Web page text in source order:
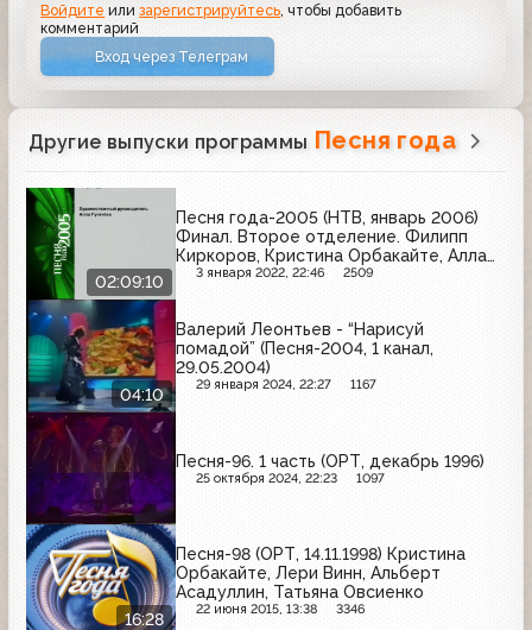
Войдите илизарегистрируйтесь, чтобы добавить
комментарий
Вход через Телеграм
Другие выпуски программы Песня года
02:09:10
Песня года-2005 (НТВ, январь 2006)
Финал. Второе отделение. Филипп
Киркоров, Кристина Орбакайте, Алла
Пугачева, "Сябры" и др.
3 января 2022, 22:46 2509
04:10
Валерий Леонтьев - “Нарисуй
помадой” (Песня-2004, 1 канал,
29.05.2004)
29 января 2024, 22:27 1167
Песня-96. 1 часть (ОРТ, декабрь 1996)
25 октября 2024, 22:23 1097
16:28
Песня-98 (ОРТ, 14.11.1998) Кристина
Орбакайте, Лери Винн, Альберт
Асадуллин, Татьяна Овсиенко
22 июня 2015, 13:38 3346